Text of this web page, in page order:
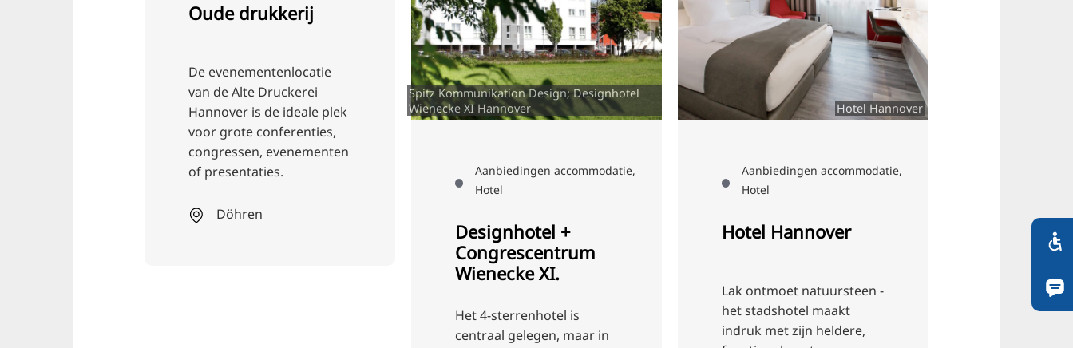
Oude drukkerij
De evenementenlocatie
van de Alte Druckerei
Hannover is de ideale plek
voor grote conferenties,
congressen, evenementen
of presentaties.
Döhren
Spitz Kommunikation Design; Designhotel
Wienecke XI Hannover
Aanbiedingen accommodatie,
Hotel
Designhotel +
Congrescentrum
Wienecke XI.
Het 4-sterrenhotel is
centraal gelegen, maar in
Hotel Hannover
Aanbiedingen accommodatie,
Hotel
Hotel Hannover
Lak ontmoet natuursteen -
het stadshotel maakt
indruk met zijn heldere,